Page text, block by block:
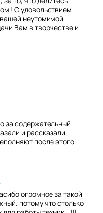
! С удовольствием
неутомимой
Вам в творчестве и
за содержательный
и рассказали.
после этого
огромное за такой
потому что столько